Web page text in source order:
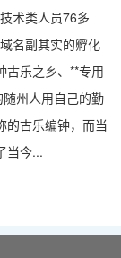
术类人员76多
名副其实的孵化
古乐之乡、**专用
州人用自己的勤
的古乐编钟，而当
当今...